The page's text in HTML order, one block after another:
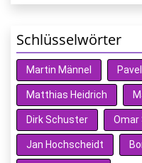
Schlüsselwörter
Martin Männel
Matthias Heidrich
Dirk Schuster Omar
Jan Hochscheidt